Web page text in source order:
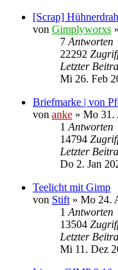
[Scrap]
von Gimplyworxs »
7 Antworten
22292
Letzter
Mi 26. Feb
Briefmarke | von
von anke » Mo 31.
1 Antworten
14794
Letzter
Do 2. Jan
Teelicht mit Gimp
von Stift » Mo 24.
1 Antworten
13504
Letzter
Mi 11. Dez